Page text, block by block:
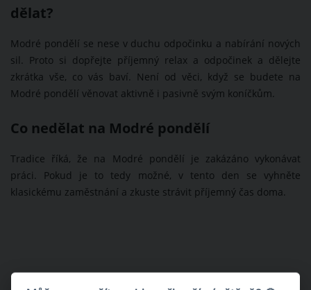
dělat?
Modré pondělí se nese v duchu odpočinku a nabírání nových
sil. Proto si dopřejte příjemný relax a odpočinek a dělejte
zkrátka vše, co vás baví. Není od věci, když se budete na
Modré pondělí věnovat aktivně i pasivně svým koníčkům.
Co nedělat na Modré pondělí
Tradice říká, že na Modré pondělí je zakázáno vykonávat
práci. Pokud je to tedy možné, v tento den se vyhněte
klasickému zaměstnání a zkuste strávit příjemný čas doma.